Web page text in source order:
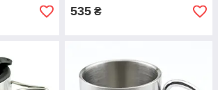
535 ₴